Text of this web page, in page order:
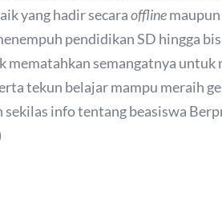
yang hadir secaraofflinemaupun
pendidikan SD hingga
semangatnya
tekun belajar mampu meraih
info tentang beasiswa